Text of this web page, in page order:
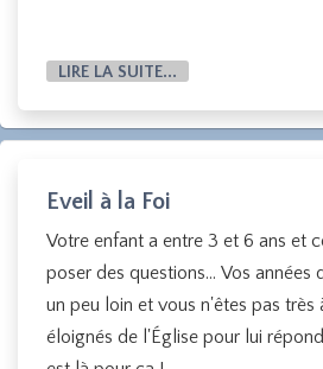
LIRE LA SUITE...
Eveil à la Foi
Votre enfant a entre 3 et 6 ans et
poser des questions... Vos années
un peu loin et vous n'êtes pas très
éloignés de l'Église pour lui